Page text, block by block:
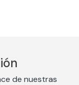
de nuestras